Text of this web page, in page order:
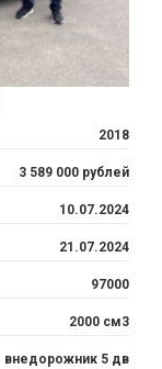
2018
3 589 000 рублей
10.07.2024
21.07.2024
97000
2000 см3
внедорожник 5 дв